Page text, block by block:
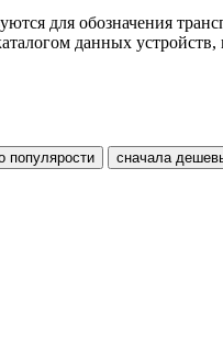
для обозначения
данных